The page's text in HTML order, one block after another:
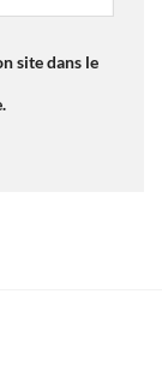
site dans le